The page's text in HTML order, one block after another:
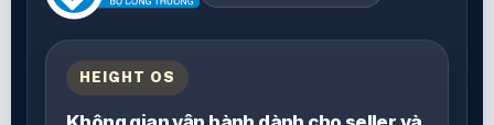
HEIGHT OS